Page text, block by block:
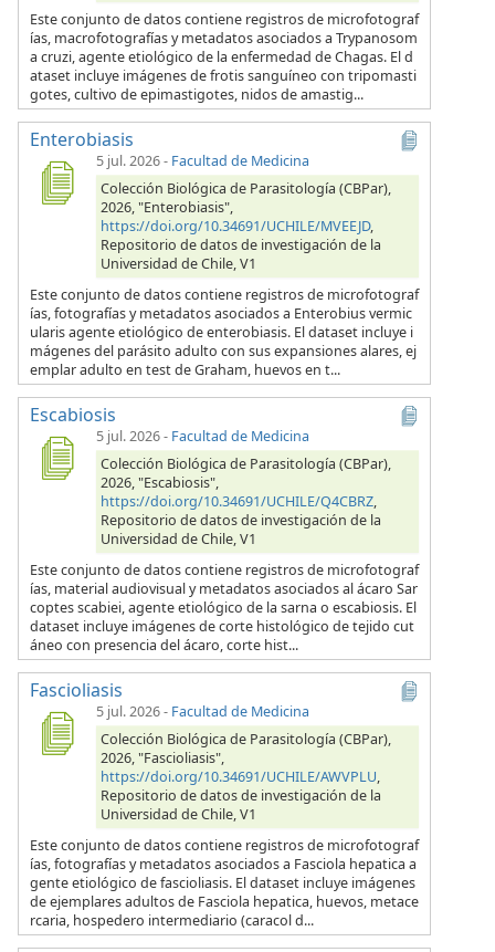
Este conjunto de datos contiene registros de microfotograf
ías, macrofotografías y metadatos asociados a Trypanosom
a cruzi, agente etiológico de la enfermedad de Chagas. El d
ataset incluye imágenes de frotis sanguíneo con tripomasti
gotes, cultivo de epimastigotes, nidos de amastig...
Enterobiasis
5 jul. 2026- Facultad de Medicina
Colección Biológica de Parasitología (CBPar),
2026, "Enterobiasis",
https://doi.org/10.34691/UCHILE/MVEEJD,
Repositorio de datos de investigación de la
Universidad de Chile, V1
Este conjunto de datos contiene registros de microfotograf
ías, fotografías y metadatos asociados a Enterobius vermic
ularis agente etiológico de enterobiasis. El dataset incluye i
mágenes del parásito adulto con sus expansiones alares, ej
emplar adulto en test de Graham, huevos en t...
Escabiosis
5 jul. 2026- Facultad de Medicina
Colección Biológica de Parasitología (CBPar),
2026, "Escabiosis",
https://doi.org/10.34691/UCHILE/Q4CBRZ,
Repositorio de datos de investigación de la
Universidad de Chile, V1
Este conjunto de datos contiene registros de microfotograf
ías, material audiovisual y metadatos asociados al ácaro Sar
coptes scabiei, agente etiológico de la sarna o escabiosis. El
dataset incluye imágenes de corte histológico de tejido cut
áneo con presencia del ácaro, corte hist...
Fascioliasis
5 jul. 2026- Facultad de Medicina
Colección Biológica de Parasitología (CBPar),
2026, "Fascioliasis",
https://doi.org/10.34691/UCHILE/AWVPLU,
Repositorio de datos de investigación de la
Universidad de Chile, V1
Este conjunto de datos contiene registros de microfotograf
ías, fotografías y metadatos asociados a Fasciola hepatica a
gente etiológico de fascioliasis. El dataset incluye imágenes
de ejemplares adultos de Fasciola hepatica, huevos, metace
rcaria, hospedero intermediario (caracol d...